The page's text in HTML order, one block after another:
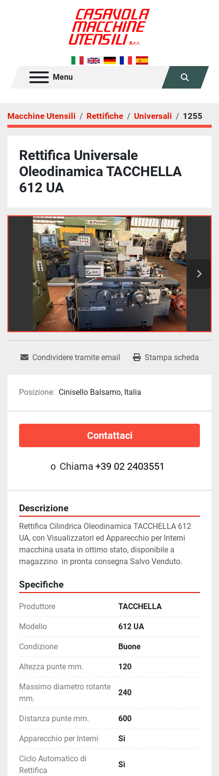
Menu
Cerca
Macchine Utensili Rettifiche Universali 1255
Rettifica Universale
Oleodinamica TACCHELLA
612 UA
Condividere tramite email Stampa scheda
Posizione: Cinisello Balsamo, Italia
Contattaci
o Chiama +39 02 2403551
Descrizione
Rettifica Cilindrica Oleodinamica TACCHELLA 612
UA, con Visualizzatori ed Apparecchio per Interni
macchina usata in ottimo stato, disponibile a
magazzino  in pronta consegna Salvo Venduto.
Specifiche
Produttore TACCHELLA
Modello 612 UA
Condizione Buone
Altezza punte mm. 120
Massimo diametro rotante
mm.
240
Distanza punte mm. 600
Apparecchio per Interni Si
Ciclo Automatico di
Rettifica
Sì